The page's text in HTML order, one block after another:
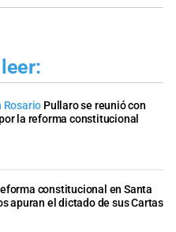
Rosario Pullaro se reunió con
la reforma constitucional
constitucional en Santa
apuran el dictado de sus Cartas